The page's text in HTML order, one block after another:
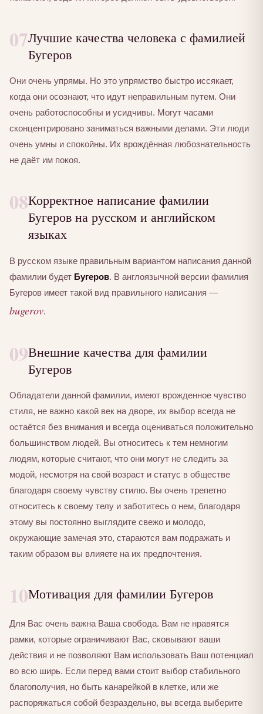
07Лучшие качества человека с фамилией
Бугеров
Они очень упрямы. Но это упрямство быстро иссякает,
когда они осознают, что идут неправильным путем. Они
очень работоспособны и усидчивы. Могут часами
сконцентрировано заниматься важными делами. Эти люди
очень умны и спокойны. Их врождённая любознательность
не даёт им покоя.
08Корректное написание фамилии
Бугеров на русском и английском
языках
В русском языке правильным вариантом написания данной
фамилии будет Бугеров. В англоязычной версии фамилия
Бугеров имеет такой вид правильного написания —
bugerov.
09Внешние качества для фамилии
Бугеров
Обладатели данной фамилии, имеют врожденное чувство
стиля, не важно какой век на дворе, их выбор всегда не
остаётся без внимания и всегда оцениваться положительно
большинством людей. Вы относитесь к тем немногим
людям, которые считают, что они могут не следить за
модой, несмотря на свой возраст и статус в обществе
благодаря своему чувству стилю. Вы очень трепетно
относитесь к своему телу и заботитесь о нем, благодаря
этому вы постоянно выглядите свежо и молодо,
окружающие замечая это, стараются вам подражать и
таким образом вы влияете на их предпочтения.
10Мотивация для фамилии Бугеров
Для Вас очень важна Ваша свобода. Вам не нравятся
рамки, которые ограничивают Вас, сковывают ваши
действия и не позволяют Вам использовать Ваш потенциал
во всю ширь. Если перед вами стоит выбор стабильного
благополучия, но быть канарейкой в клетке, или же
распоряжаться собой безраздельно, вы всегда выберите